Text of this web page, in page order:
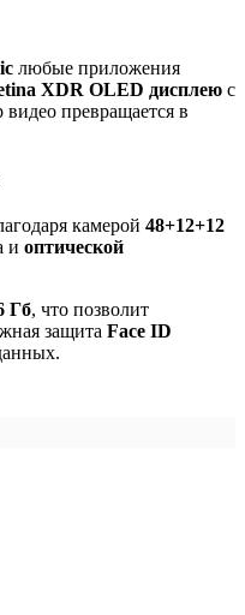
любые приложения
XDR OLED дисплею с
превращается в
камерой 48+12+12
и оптической
Гб, что позволит
защита Face ID